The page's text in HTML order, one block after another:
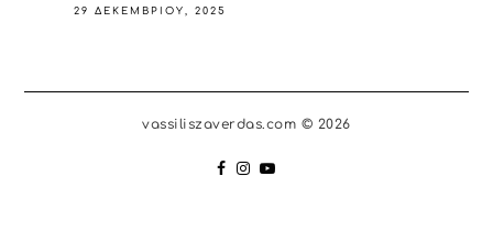
29 ΔΕΚΕΜΒΡΊΟΥ, 2025
vassiliszaverdas.com © 2026